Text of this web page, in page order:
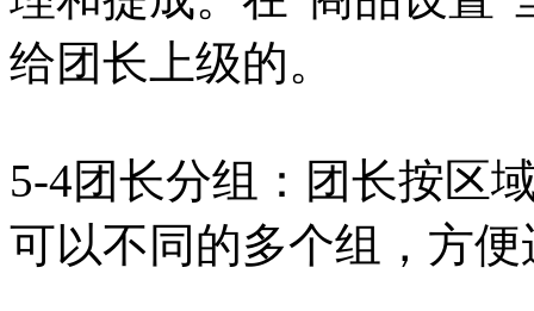
给团长上级的。
5-4团长分组：团长按区
可以不同的多个组，方